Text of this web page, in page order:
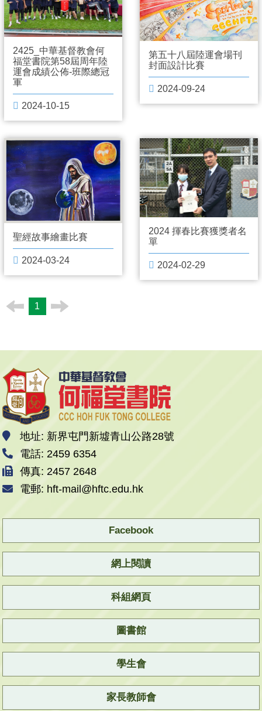
2425_中華基督教會何
福堂書院第58屆周年陸
運會成績公佈-班際總冠
軍
2024-10-15
第五十八屆陸運會場刊
封面設計比賽
2024-09-24
聖經故事繪畫比賽
2024-03-24
2024 揮春比賽獲獎者名
單
2024-02-29
1
地址: 新界屯門新墟青山公路28號
電話: 2459 6354
傳真: 2457 2648
電郵: hft-mail@hftc.edu.hk
Facebook
網上閱讀
科組網頁
圖書館
學生會
家長教師會